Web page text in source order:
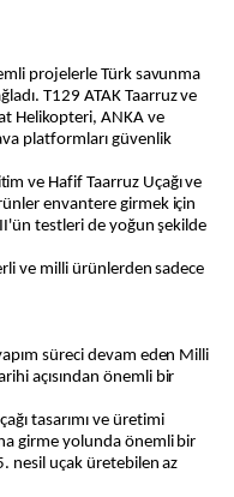
projelerle Türk savunma
T129 ATAK Taarruz ve
Helikopteri, ANKA ve
platformları güvenlik
ve Hafif Taarruz Uçağı ve
envantere girmek için
testleri de yoğun şekilde
ve milli ürünlerden sadece
süreci devam eden Milli
açısından önemli bir
tasarımı ve üretimi
girme yolunda önemli bir
nesil uçak üretebilen az